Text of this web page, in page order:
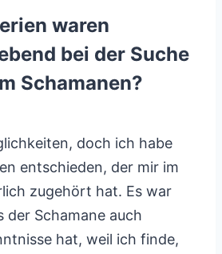
waren
bei der Suche
Schamanen?
doch ich habe
entschieden, der mir im
zugehört hat. Es war
der Schamane auch
hat, weil ich finde,